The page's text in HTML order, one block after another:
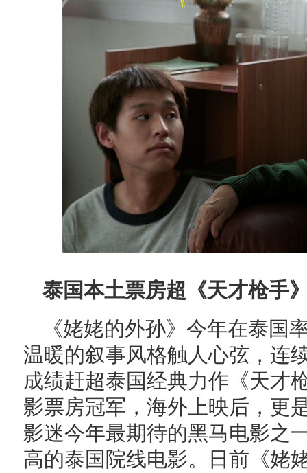
泰国本土票房超《天才枪手
《姥姥的外孙》今年在泰国
温暖的叙事风格触人心弦，连
成绩赶超泰国经典力作《天才
影票房冠军，海外上映后，更
影迷今年最期待的黑马电影之
高的泰国院线电影。日前《姥